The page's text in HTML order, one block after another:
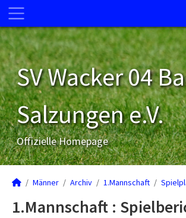
SV Wacker 04
Salzungen e.V.
Offizielle Homepage
Männer Archiv 1.Mannschaft
1.Mannschaft :